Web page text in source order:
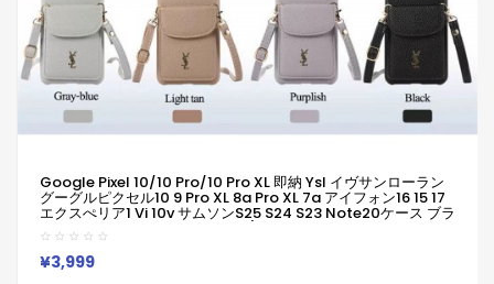
Google Pixel 10/10 Pro/10 Pro XL 即納 Ysl イヴサンローラン
グーグルピクセル10 9 Pro XL 8a Pro XL 7a アイフォン16 15 17
エクスぺリア1 Vi 10v サムソンs25 S24 S23 Note20ケース ブラ
ンド Galaxy A55 A54 A56 S25/S24 UltraケースYsl イヴサン
ローランピクセル 8a Pro 7a 6/7/6a/9a 10ブランドケース
Iphone17 16 15/14/13 保護カバー
¥3,999